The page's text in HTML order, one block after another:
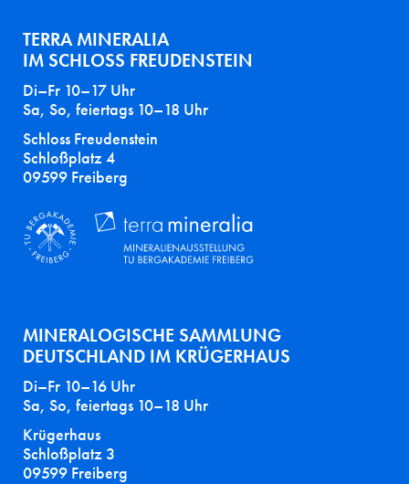
TERRA MINERALIA
IM SCHLOSS FREUDENSTEIN
Di–Fr 10–17 Uhr
Sa, So, feiertags 10–18 Uhr
Schloss Freudenstein
Schloßplatz 4
09599 Freiberg
MINERALOGISCHE SAMMLUNG
DEUTSCHLAND IM KRÜGERHAUS
Di–Fr 10–16 Uhr
Sa, So, feiertags 10–18 Uhr
Krügerhaus
Schloßplatz 3
09599 Freiberg